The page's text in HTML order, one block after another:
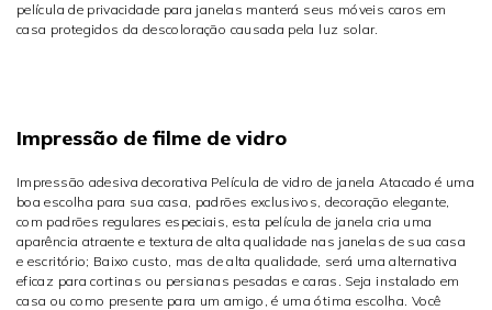
película de privacidade para janelas manterá seus móveis caros em
casa protegidos da descoloração causada pela luz solar.
Impressão de filme de vidro
Impressão adesiva decorativa Película de vidro de janela Atacado é uma
boa escolha para sua casa, padrões exclusivos, decoração elegante,
com padrões regulares especiais, esta película de janela cria uma
aparência atraente e textura de alta qualidade nas janelas de sua casa
e escritório; Baixo custo, mas de alta qualidade, será uma alternativa
eficaz para cortinas ou persianas pesadas e caras. Seja instalado em
casa ou como presente para um amigo, é uma ótima escolha. Você